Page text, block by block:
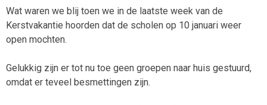
Wat waren we blij toen we in de laatste week van de
Kerstvakantie hoorden dat de scholen op 10 januari weer
open mochten.
Gelukkig zijn er tot nu toe geen groepen naar huis gestuurd,
omdat er teveel besmettingen zijn.